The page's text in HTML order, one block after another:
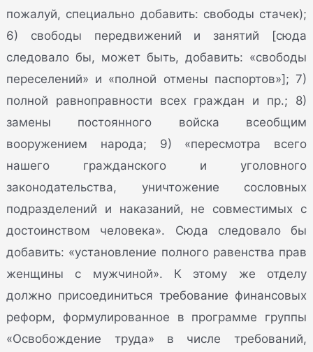
пожалуй, специально добавить: свободы стачек);
6) свободы передвижений и занятий [сюда
следовало бы, может быть, добавить: «свободы
переселений» и «полной отмены паспортов»]; 7)
полной равноправности всех граждан и пр.; 8)
замены постоянного войска всеобщим
вооружением народа; 9) «пересмотра всего
нашего гражданского и уголовного
законодательства, уничтожение сословных
подразделений и наказаний, не совместимых с
достоинством человека». Сюда следовало бы
добавить: «установление полного равенства прав
женщины с мужчиной». К этому же отделу
должно присоединиться требование финансовых
реформ, формулированное в программе группы
«Освобождение труда» в числе требований,